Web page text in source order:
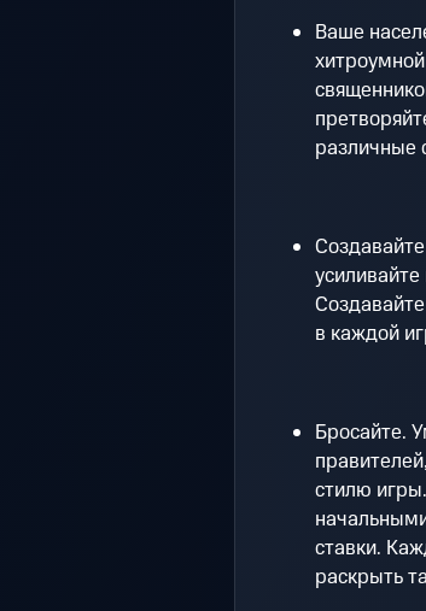
Ваше
различные
в каждой
Бросайте.
стилю
ставки.
раскрыть